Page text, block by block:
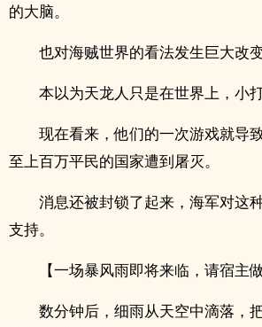
的大脑。
也对海贼世界的看法发生巨大改变
本以为天龙人只是在世界上，小
现在看来，他们的一次游戏就导
至上百万平民的国家遭到屠灭。
消息还被封锁了起来，海军对这
支持。
【一场暴风雨即将来临，请宿主
数分钟后，细雨从天空中滴落，